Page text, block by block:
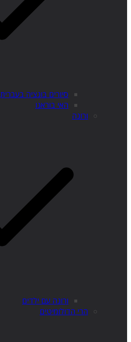
סיורים בונציה בעברית
האי בוראנו
ורונה
ורונה עם ילדים
הרי הדולומיטים